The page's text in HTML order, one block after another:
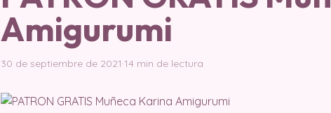
Amigurumi
30 de septiembre de 2021·14 min de lectura